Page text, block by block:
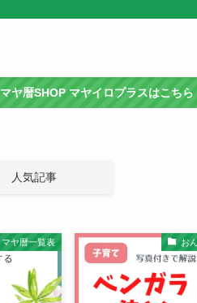
マヤ暦SHOP マヤイロプラスはこちら
人気記事
マヤ暦一覧表 お